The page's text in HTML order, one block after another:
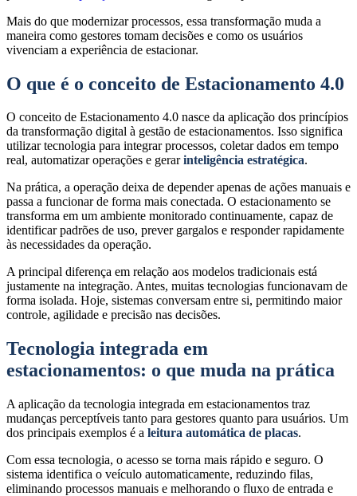
Mais do que modernizar processos, essa transformação muda a
maneira como gestores tomam decisões e como os usuários
vivenciam a experiência de estacionar.
O que é o conceito de Estacionamento 4.0
O conceito de Estacionamento 4.0 nasce da aplicação dos princípios
da transformação digital à gestão de estacionamentos. Isso significa
utilizar tecnologia para integrar processos, coletar dados em tempo
real, automatizar operações e gerarinteligência estratégica.
Na prática, a operação deixa de depender apenas de ações manuais e
passa a funcionar de forma mais conectada. O estacionamento se
transforma em um ambiente monitorado continuamente, capaz de
identificar padrões de uso, prever gargalos e responder rapidamente
às necessidades da operação.
A principal diferença em relação aos modelos tradicionais está
justamente na integração. Antes, muitas tecnologias funcionavam de
forma isolada. Hoje, sistemas conversam entre si, permitindo maior
controle, agilidade e precisão nas decisões.
Tecnologia integrada em
estacionamentos: o que muda na prática
A aplicação da tecnologia integrada em estacionamentos traz
mudanças perceptíveis tanto para gestores quanto para usuários. Um
dos principais exemplos é a leitura automática de placas.
Com essa tecnologia, o acesso se torna mais rápido e seguro. O
sistema identifica o veículo automaticamente, reduzindo filas,
eliminando processos manuais e melhorando o fluxo de entrada e